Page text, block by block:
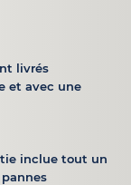
livrés
et avec une
inclue tout un